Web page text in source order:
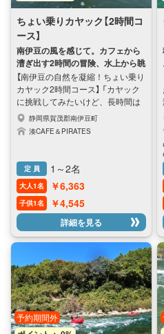
ちょい乗りカヤック【2時間コ
ース】
南伊豆の風を感じて。カフェから
漕ぎ出す2時間の冒険、水上から眺
める景色は一生の思い出。
【南伊豆の自然を凝縮！ちょい乗り
カヤック2時間コース】 「カヤック
に挑戦してみたいけど、長時間は
体力的に不安…」 「伊豆観光のスケ
ジュールの合間に、ちょっとだけ
水遊びを楽しみたい！」 そんな方
PIRATESの「ちょい乗り2時間コー
ス」です。 舞台は、穏やかな流れ
の青野川や、白い砂浜が美しい弓
ヶ浜エリア。 陸からでは見ること
のできない、南伊豆ならではのダ
イナミックな自然を水上から間近
に感じることができます。 ＜湊
CAFE＆PIRATESならではの魅力
＞ 初心者・お子様も安心：ガイド
が丁寧にサポートしますので、初
めてパドルを持つ方でもすぐにス
イスイ進めるようになります。 カ
フェ併設で快適：体験の前後は、
カフェでゆったりとした時間を過
静岡県賀茂郡南伊豆町
湊CAFE＆PIRATES
定 員 1～2名
大人1名 ￥6,363
子供1名 ￥4,545
詳細を見る
予約期間外